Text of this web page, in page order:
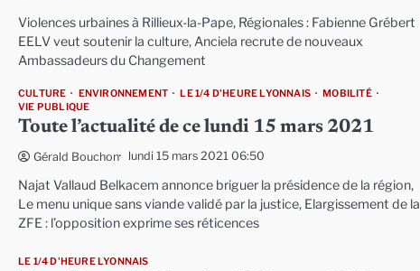
Violences urbaines à Rillieux-la-Pape, Régionales : Fabienne Grébert
EELV veut soutenir la culture, Anciela recrute de nouveaux
Ambassadeurs du Changement
CULTURE ENVIRONNEMENT LE 1/4 D'HEURE LYONNAIS
MOBILITÉ
VIE PUBLIQUE
Toute l’actualité de ce lundi 15 mars 2021
Gérald Bouchon lundi 15 mars 2021 06:50
Najat Vallaud Belkacem annonce briguer la présidence de la région,
Le menu unique sans viande validé par la justice, Elargissement de la
ZFE : l’opposition exprime ses réticences
LE 1/4 D'HEURE LYONNAIS